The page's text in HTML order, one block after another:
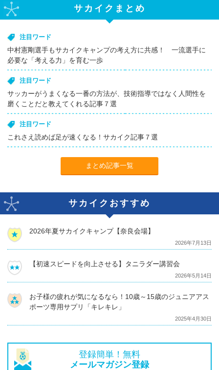
サカイクまとめ
注目ワード
中村憲剛選手もサカイクキャンプの考え方に共感！ 一流選手に
必要な「考える力」を育む一歩
注目ワード
サッカーがうまくなる一番の方法が、技術指導ではなく人間性を
磨くことだと教えてくれる記事７選
注目ワード
これさえ読めば足が速くなる！サカイク記事７選
まとめ記事一覧
サカイクおすすめ
2026年夏サカイクキャンプ【奈良会場】
2026年7月13日
【初速スピードを向上させる】タニラダー講習会
2026年5月14日
お子様の疲れが気になるなら！10歳～15歳のジュニアアス
ポーツ専用サプリ「キレキレ」
2025年4月30日
登録簡単！無料
メールマガジン登録